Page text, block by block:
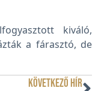
kiváló,
a fárasztó, de
KÖVETKEZŐ HÍR